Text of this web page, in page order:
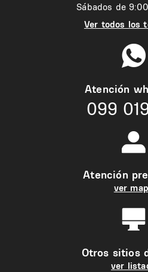
Sábados de
Ver todos los
Atención
099
Atención
ver
Otros sitios
ver